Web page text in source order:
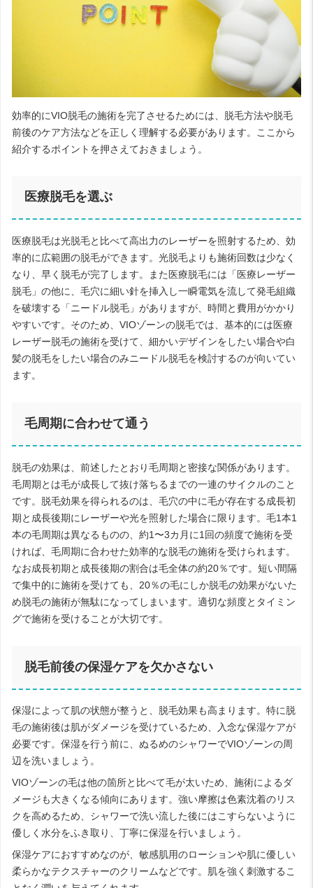
効率的にVIO脱毛の施術を完了させるためには、脱毛方法や脱毛
前後のケア方法などを正しく理解する必要があります。ここから
紹介するポイントを押さえておきましょう。
医療脱毛を選ぶ
医療脱毛は光脱毛と比べて高出力のレーザーを照射するため、効
率的に広範囲の脱毛ができます。光脱毛よりも施術回数は少なく
なり、早く脱毛が完了します。また医療脱毛には「医療レーザー
脱毛」の他に、毛穴に細い針を挿入し一瞬電気を流して発毛組織
を破壊する「ニードル脱毛」がありますが、時間と費用がかかり
やすいです。そのため、VIOゾーンの脱毛では、基本的には医療
レーザー脱毛の施術を受けて、細かいデザインをしたい場合や白
髪の脱毛をしたい場合のみニードル脱毛を検討するのが向いてい
ます。
毛周期に合わせて通う
脱毛の効果は、前述したとおり毛周期と密接な関係があります。
毛周期とは毛が成長して抜け落ちるまでの一連のサイクルのこと
です。脱毛効果を得られるのは、毛穴の中に毛が存在する成長初
期と成長後期にレーザーや光を照射した場合に限ります。毛1本1
本の毛周期は異なるものの、約1〜3カ月に1回の頻度で施術を受
ければ、毛周期に合わせた効率的な脱毛の施術を受けられます。
なお成長初期と成長後期の割合は毛全体の約20％です。短い間隔
で集中的に施術を受けても、20％の毛にしか脱毛の効果がないた
め脱毛の施術が無駄になってしまいます。適切な頻度とタイミン
グで施術を受けることが大切です。
脱毛前後の保湿ケアを欠かさない
保湿によって肌の状態が整うと、脱毛効果も高まります。特に脱
毛の施術後は肌がダメージを受けているため、入念な保湿ケアが
必要です。保湿を行う前に、ぬるめのシャワーでVIOゾーンの周
辺を洗いましょう。
VIOゾーンの毛は他の箇所と比べて毛が太いため、施術によるダ
メージも大きくなる傾向にあります。強い摩擦は色素沈着のリス
クを高めるため、シャワーで洗い流した後にはこすらないように
優しく水分をふき取り、丁寧に保湿を行いましょう。
保湿ケアにおすすめなのが、敏感肌用のローションや肌に優しい
柔らかなテクスチャーのクリームなどです。肌を強く刺激するこ